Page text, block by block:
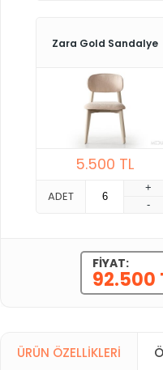
Zara Gold Sandalye
5.500 TL
ADET
+
-
FIYAT:
92.500
ÜRÜN ÖZELLIKLERI